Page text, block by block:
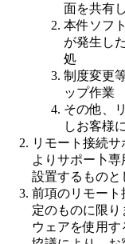
面を共有
本件ソフ
が発生し
処
制度変更
ップ作業
その他、
しお客様
リモート接続
よりサポー卜
設置するものと
前項のリモー
定のものに限り
ウェアを使用